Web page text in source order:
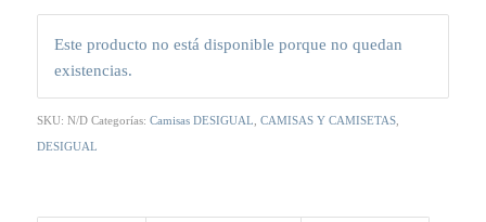
Este producto no está disponible porque no quedan
existencias.
SKU: N/D Categorías: Camisas DESIGUAL CAMISAS Y CAMISETAS,
DESIGUAL